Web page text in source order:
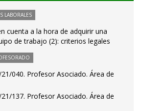
LABORALES
cuenta a la hora de adquirir una
de trabajo (2): criterios legales
040. Profesor Asociado. Área de
137. Profesor Asociado. Área de